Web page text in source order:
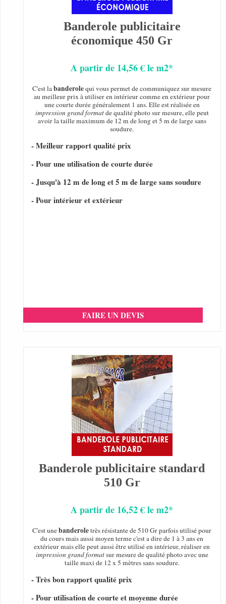
Banderole publicitaire
économique 450 Gr
A partir de 14,56 € le m2*
C'est labanderolequi vous permet de communiquez sur mesure
au meilleur prix à utiliser en intérieur comme en extérieur pour
une courte durée généralement 1 ans. Elle est réalisée en
impression grand formatde qualité photo sur mesure, elle peut
avoir la taille maximum de 12 m de long et 5 m de large sans
soudure.
- Meilleur rapport qualité prix
- Pour une utilisation de courte durée
- Jusqu'à 12 m de long et 5 m de large sans soudure
- Pour intérieur et extérieur
FAIRE UN DEVIS
Banderole publicitaire standard
510 Gr
A partir de 16,52 € le m2*
C'est unebanderoletrès résistante de 510 Gr parfois utilisé pour
du cours mais aussi moyen terme c'est a dire de 1 à 3 ans en
extérieur mais elle peut aussi être utilisé en intérieur, réaliser en
impression grand formatsur mesure de qualité photo avec une
taille maxi de 12 x 5 mètres sans soudure.
- Très bon rapport qualité prix
- Pour utilisation de courte et moyenne durée